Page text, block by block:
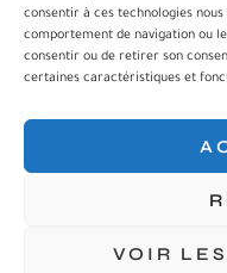
consentir à ces technologies
comportement de navigation ou
consentir ou de retirer son
certaines caractéristiques et
VOIR
Les